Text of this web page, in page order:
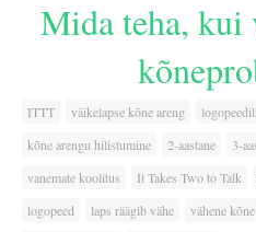
Mida teha, kui
ITTT väikelapse kõne areng
kõne arengu hilistumine
2-aastane 3-
vanemate koolitus
It Takes Two to Talk
logopeed
laps räägib vähe vähene kõne